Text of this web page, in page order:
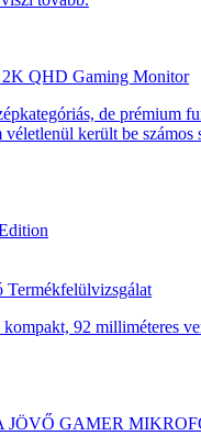
QHD Gaming Monitor
de prémium
került be
92 milliméteres
JÖVŐ GAMER